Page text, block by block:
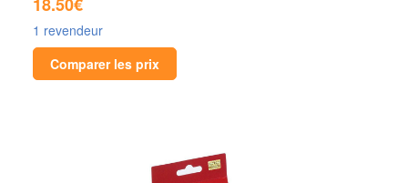
1 revendeur
Comparer les prix